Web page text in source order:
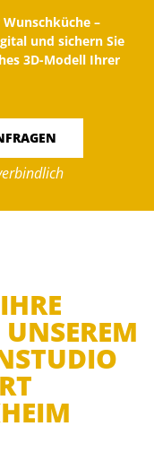
–
und sichern Sie
3D-Modell Ihrer